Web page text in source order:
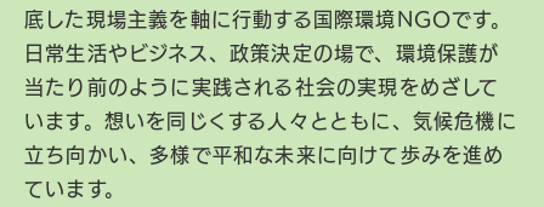
底した現場主義を軸に行動する国際環境NGOです。
日常生活やビジネス、政策決定の場で、環境保護が
当たり前のように実践される社会の実現をめざして
います。想いを同じくする人々とともに、気候危機に
立ち向かい、多様で平和な未来に向けて歩みを進め
ています。